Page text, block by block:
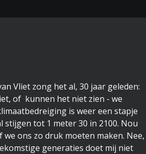
Vliet zong het al, 30 jaar geleden:
of kunnen het niet zien - we
is weer een stapje
stijgen tot 1 meter 30 in 2100. Nou
ons zo druk moeten maken. Nee,
generaties doet mij niet